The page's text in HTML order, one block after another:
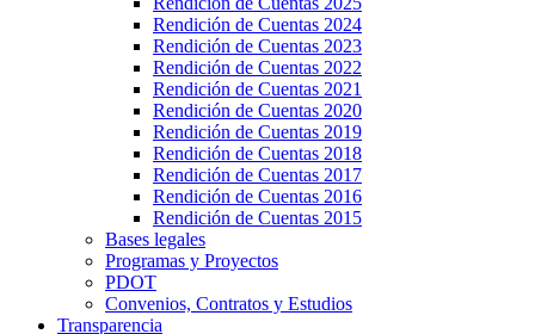
Rendición de Cuentas 2024
Rendición de Cuentas 2023
Rendición de Cuentas 2022
Rendición de Cuentas 2021
Rendición de Cuentas 2020
Rendición de Cuentas 2019
Rendición de Cuentas 2018
Rendición de Cuentas 2017
Rendición de Cuentas 2016
Rendición de Cuentas 2015
Bases legales
Programas y Proyectos
PDOT
Convenios, Contratos y Estudios
Transparencia